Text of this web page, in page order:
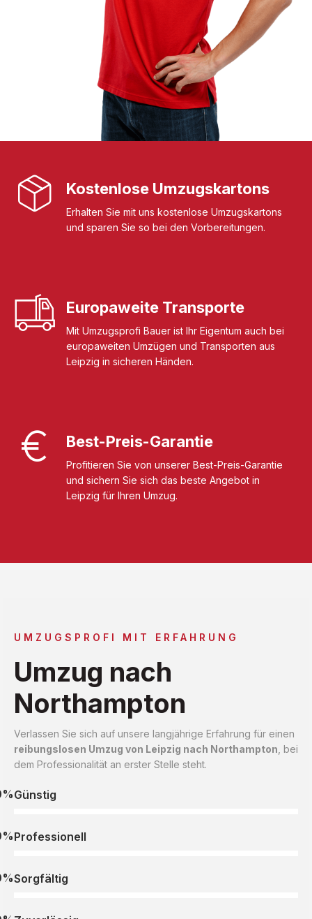
Kostenlose Umzugskartons
Erhalten Sie mit uns kostenlose Umzugskartons
und sparen Sie so bei den Vorbereitungen.
Europaweite Transporte
Mit Umzugsprofi Bauer ist Ihr Eigentum auch bei
europaweiten Umzügen und Transporten aus
Leipzig in sicheren Händen.
Best-Preis-Garantie
Profitieren Sie von unserer Best-Preis-Garantie
und sichern Sie sich das beste Angebot in
Leipzig für Ihren Umzug.
UMZUGSPROFI MIT ERFAHRUNG
Umzug nach
Northampton
Verlassen Sie sich auf unsere langjährige Erfahrung für einen
reibungslosen Umzug von Leipzig nach Northampton , bei
dem Professionalität an erster Stelle steht.
Günstig
Professionell
Sorgfältig